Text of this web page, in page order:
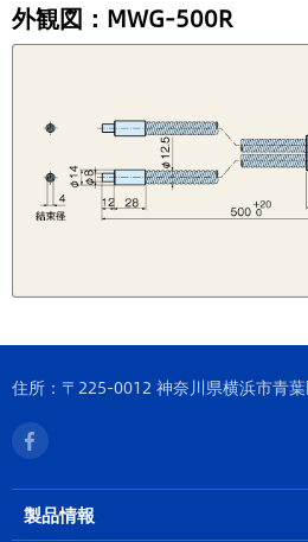
外観図：MWG-500R
住所：〒225-0012 神奈川県横浜市青
製品情報